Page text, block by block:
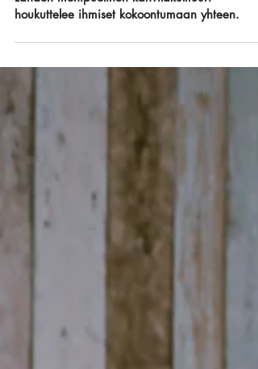
Lahden monipuolinen kahvilakulttuuri
houkuttelee ihmiset kokoontumaan yhteen.